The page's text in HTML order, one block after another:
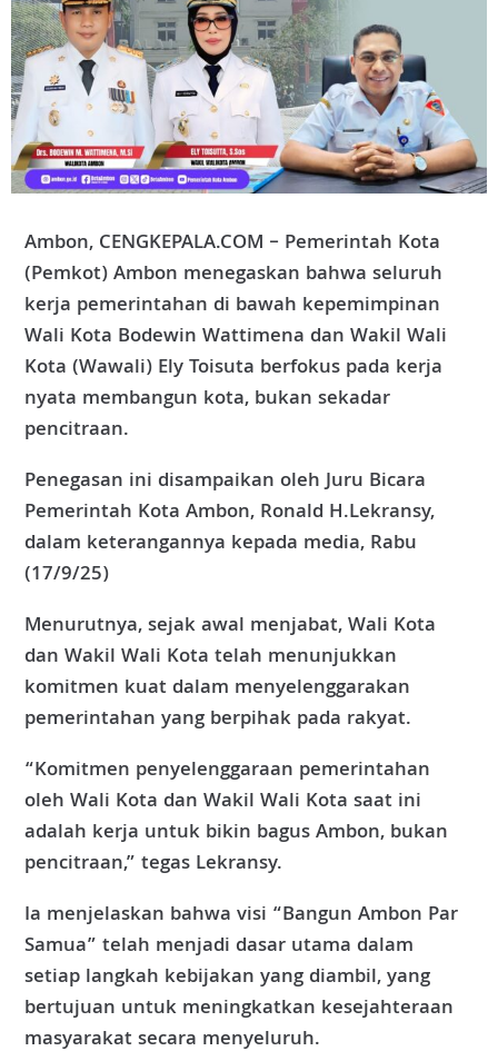
Ambon, CENGKEPALA.COM – Pemerintah Kota
(Pemkot) Ambon menegaskan bahwa seluruh
kerja pemerintahan di bawah kepemimpinan
Wali Kota Bodewin Wattimena dan Wakil Wali
Kota (Wawali) Ely Toisuta berfokus pada kerja
nyata membangun kota, bukan sekadar
pencitraan.
Penegasan ini disampaikan oleh Juru Bicara
Pemerintah Kota Ambon, Ronald H.Lekransy,
dalam keterangannya kepada media, Rabu
(17/9/25)
Menurutnya, sejak awal menjabat, Wali Kota
dan Wakil Wali Kota telah menunjukkan
komitmen kuat dalam menyelenggarakan
pemerintahan yang berpihak pada rakyat.
“Komitmen penyelenggaraan pemerintahan
oleh Wali Kota dan Wakil Wali Kota saat ini
adalah kerja untuk bikin bagus Ambon, bukan
pencitraan,” tegas Lekransy.
Ia menjelaskan bahwa visi “Bangun Ambon Par
Samua” telah menjadi dasar utama dalam
setiap langkah kebijakan yang diambil, yang
bertujuan untuk meningkatkan kesejahteraan
masyarakat secara menyeluruh.